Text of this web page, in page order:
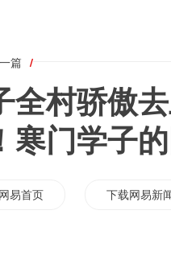
篇 /
全村骄傲
寒门学子
易首页 下载网易新